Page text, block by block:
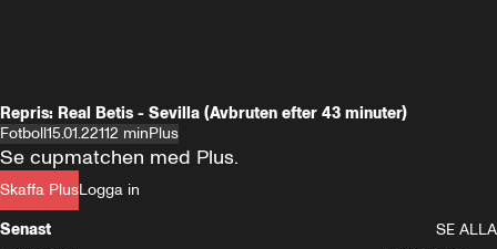
Repris: Real Betis - Sevilla (Avbruten efter 43 minuter)
Fotboll15.01.22112 minPlus
Skaffa PlusLogga in
Se cupmatchen med Plus.
Senast
SE ALLA